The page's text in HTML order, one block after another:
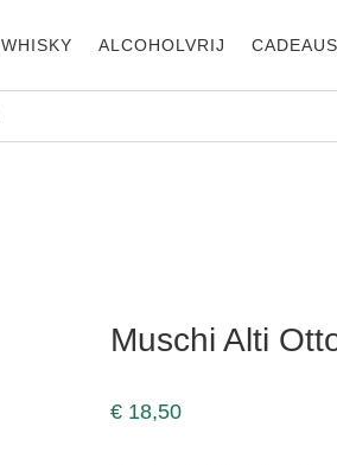
WHISKY ALCOHOLVRIJ CADEAUS
Muschi Alti
€18,50